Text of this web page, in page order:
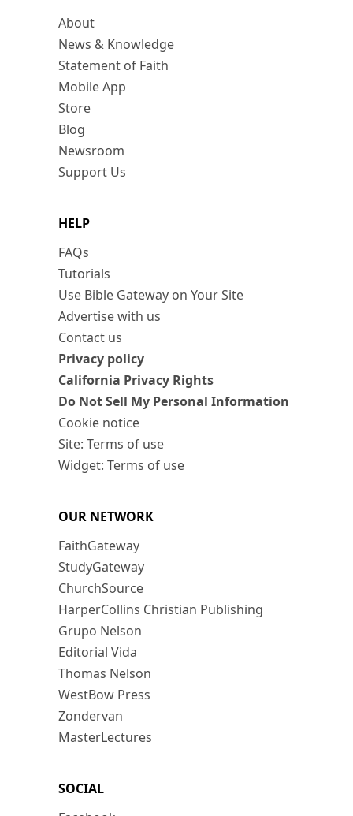
About
News & Knowledge
Statement of Faith
Mobile App
Store
Blog
Newsroom
Support Us
HELP
FAQs
Tutorials
Use Bible Gateway on Your Site
Advertise with us
Contact us
Privacy policy
California Privacy Rights
Do Not Sell My Personal Information
Cookie notice
Site: Terms of use
Widget: Terms of use
OUR NETWORK
FaithGateway
StudyGateway
ChurchSource
HarperCollins Christian Publishing
Grupo Nelson
Editorial Vida
Thomas Nelson
WestBow Press
Zondervan
MasterLectures
SOCIAL